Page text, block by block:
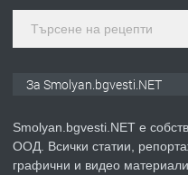
За Smolyan.bgvesti.NET
Smolyan.bgvesti.NET е
ООД. Всички статии,
графични и видео